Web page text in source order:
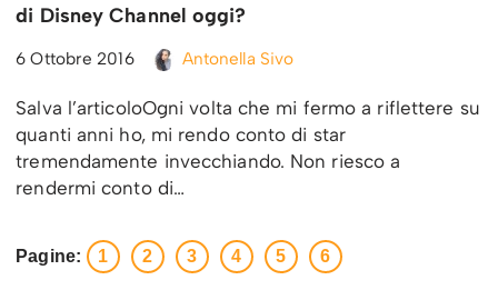
di Disney Channel oggi?
6 Ottobre 2016 Antonella Sivo
Salva l’articoloOgni volta che mi fermo a riflettere su
quanti anni ho, mi rendo conto di star
tremendamente invecchiando. Non riesco a
rendermi conto di…
Pagine: 1 2 3 4 5 6